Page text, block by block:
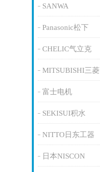
SANWA
Panasonic松下
CHELIC气立克
MITSUBISHI三菱
富士电机
SEKISUI积水
NITTO日东工器
日本NISCON